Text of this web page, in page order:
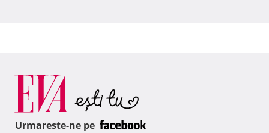
Urmareste-ne pe